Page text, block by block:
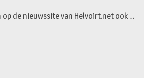
op de nieuwssite van Helvoirt.net ook …